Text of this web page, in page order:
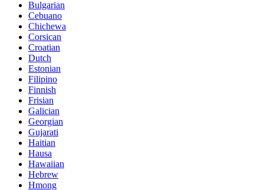
Bulgarian
Cebuano
Chichewa
Corsican
Croatian
Dutch
Estonian
Filipino
Finnish
Frisian
Galician
Georgian
Gujarati
Haitian
Hausa
Hawaiian
Hebrew
Hmong